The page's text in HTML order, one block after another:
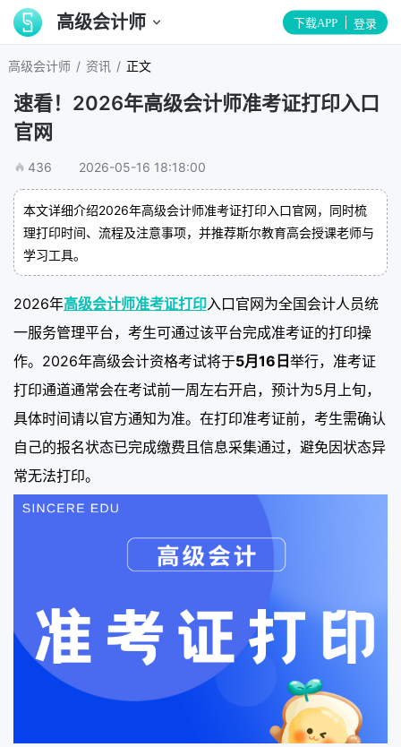
高级会计师 下载APP 登录
高级会计师 / 资讯 / 正文
速看！2026年高级会计师准考证打印入口
官网
436 2026-05-16 18:18:00
本文详细介绍2026年高级会计师准考证打印入口官网，同时梳
理打印时间、流程及注意事项，并推荐斯尔教育高会授课老师与
学习工具。
2026年高级会计师准考证打印入口官网为全国会计人员统
一服务管理平台，考生可通过该平台完成准考证的打印操
作。2026年高级会计资格考试将于5月16日举行，准考证
打印通道通常会在考试前一周左右开启，预计为5月上旬，
具体时间请以官方通知为准。在打印准考证前，考生需确认
自己的报名状态已完成缴费且信息采集通过，避免因状态异
常无法打印。